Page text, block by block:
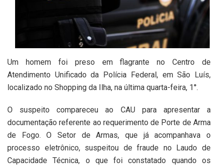
Um homem foi preso em flagrante no Centro de
Atendimento Unificado da Polícia Federal, em São Luís,
localizado no Shopping da Ilha, na última quarta-feira, 1°.
O suspeito compareceu ao CAU para apresentar a
documentação referente ao requerimento de Porte de Arma
de Fogo. O Setor de Armas, que já acompanhava o
processo eletrônico, suspeitou de fraude no Laudo de
Capacidade Técnica, o que foi constatado quando os